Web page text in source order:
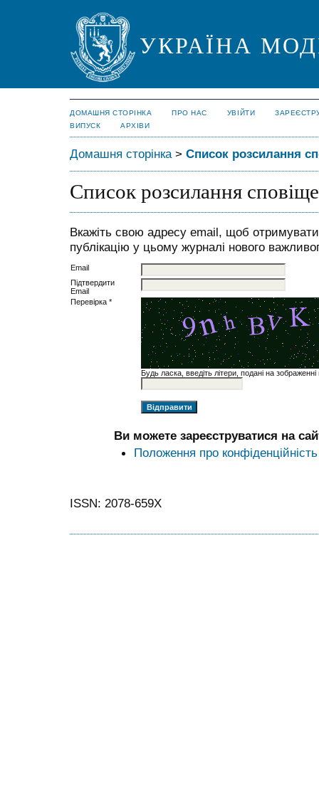
УКРАЇНА
ДОМАШНЯ СТОРІНКА ПРО НАС УВІЙТИ
ВИПУСК
АРХІВИ
Домашня сторінка> Список розсилання
Список розсилання
Вкажіть свою адресу email, щоб
публікацію у цьому журналі нового
Email
Підтвердити
Email
Перевірка *
Будь ласка, введіть літери, подані на
Ви можете зареєструватися на
Положення про конфіденційність
ISSN: 2078-659X